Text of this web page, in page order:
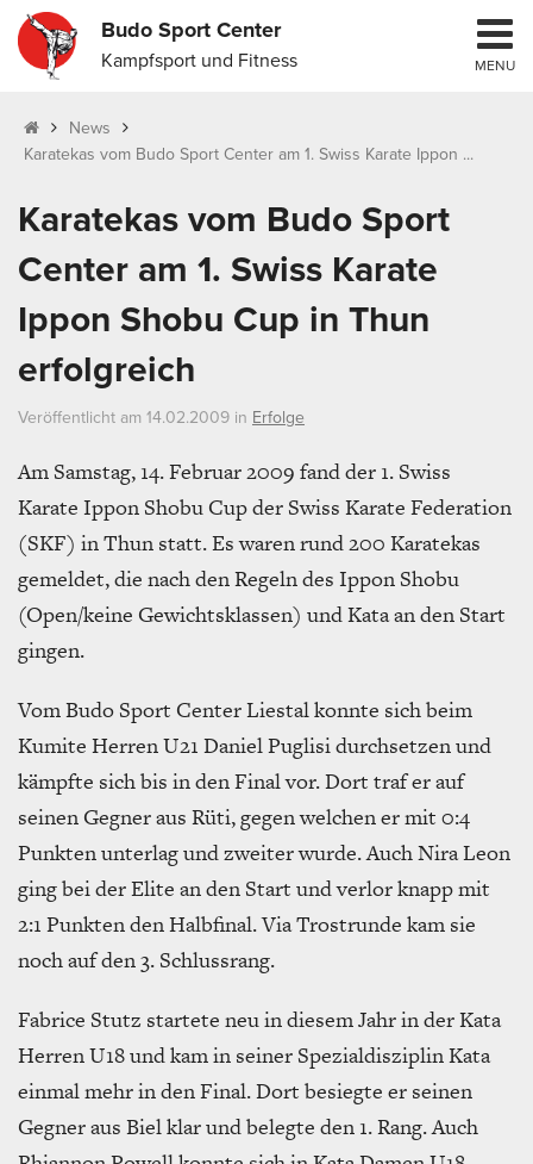
Budo Sport Center
Kampfsport und Fitness MENU
News
Karatekas vom Budo Sport Center am 1. Swiss Karate Ippon ...
Karatekas vom Budo Sport
Center am 1. Swiss Karate
Ippon Shobu Cup in Thun
erfolgreich
Veröffentlicht am 14.02.2009 in Erfolge
Am Samstag, 14. Februar 2009 fand der 1. Swiss
Karate Ippon Shobu Cup der Swiss Karate Federation
(SKF) in Thun statt. Es waren rund 200 Karatekas
gemeldet, die nach den Regeln des Ippon Shobu
(Open/keine Gewichtsklassen) und Kata an den Start
gingen.
Vom Budo Sport Center Liestal konnte sich beim
Kumite Herren U21 Daniel Puglisi durchsetzen und
kämpfte sich bis in den Final vor. Dort traf er auf
seinen Gegner aus Rüti, gegen welchen er mit 0:4
Punkten unterlag und zweiter wurde. Auch Nira Leon
ging bei der Elite an den Start und verlor knapp mit
2:1 Punkten den Halbfinal. Via Trostrunde kam sie
noch auf den 3. Schlussrang.
Fabrice Stutz startete neu in diesem Jahr in der Kata
Herren U18 und kam in seiner Spezialdisziplin Kata
einmal mehr in den Final. Dort besiegte er seinen
Gegner aus Biel klar und belegte den 1. Rang. Auch